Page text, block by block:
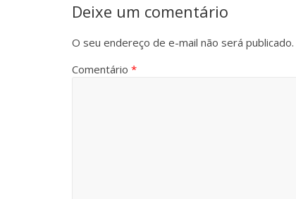
Deixe um comentário
O seu endereço de e-mail não será publicado.
Comentário *